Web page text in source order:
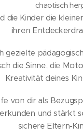
chaotisch
die Kinder die
ihren
gezielte
die Sinne, die
Kreativität deines
von dir als
und stärkt
sichere Eltern-